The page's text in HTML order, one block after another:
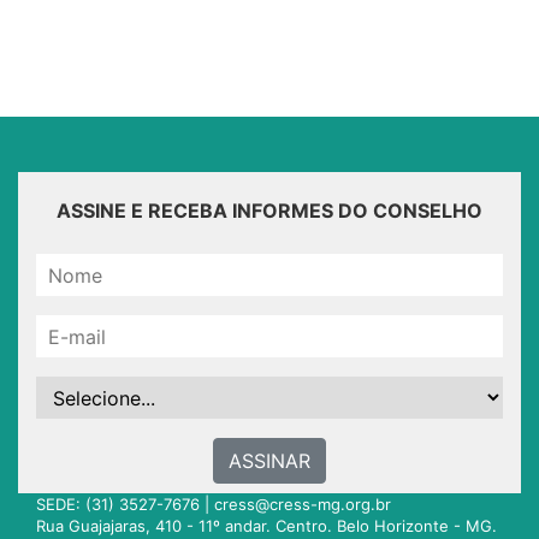
ASSINE E RECEBA INFORMES DO CONSELHO
ASSINAR
SEDE: (31) 3527-7676 | cress@cress-mg.org.br
Rua Guajajaras, 410 - 11º andar. Centro. Belo Horizonte - MG.